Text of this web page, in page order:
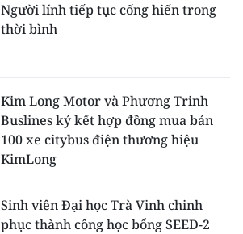
Người lính tiếp tục cống hiến trong
thời bình
Kim Long Motor và Phương Trinh
Buslines ký kết hợp đồng mua bán
100 xe citybus điện thương hiệu
KimLong
Sinh viên Đại học Trà Vinh chinh
phục thành công học bổng SEED-2